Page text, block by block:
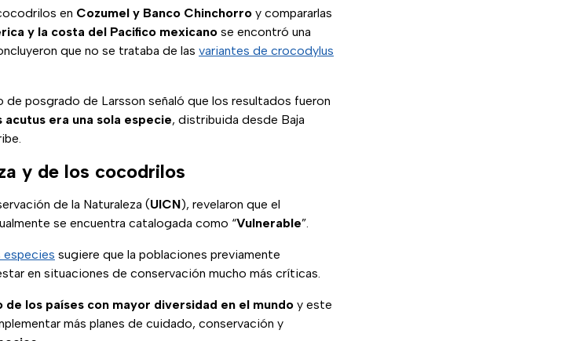
en Cozumel y Banco Chinchorro y compararlas
y la costa del Pacifico mexicano se encontró una
que no se trataba de las variantes de crocodylus
de posgrado de Larsson señaló que los resultados fueron
acutus era una sola especie, distribuida desde Baja
y de los cocodrilos
de la Naturaleza (UICN), revelaron que el
se encuentra catalogada como “Vulnerable”.
especies sugiere que la poblaciones previamente
en situaciones de conservación mucho más críticas.
de los países con mayor diversidad en el mundo y este
más planes de cuidado, conservación y